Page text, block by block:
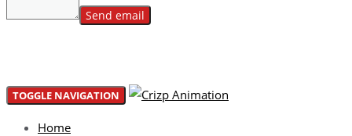
TOGGLE NAVIGATION
Home